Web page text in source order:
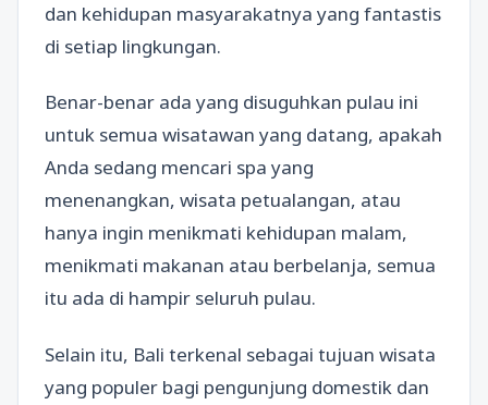
dan kehidupan masyarakatnya yang fantastis
di setiap lingkungan.
Benar-benar ada yang disuguhkan pulau ini
untuk semua wisatawan yang datang, apakah
Anda sedang mencari spa yang
menenangkan, wisata petualangan, atau
hanya ingin menikmati kehidupan malam,
menikmati makanan atau berbelanja, semua
itu ada di hampir seluruh pulau.
Selain itu, Bali terkenal sebagai tujuan wisata
yang populer bagi pengunjung domestik dan